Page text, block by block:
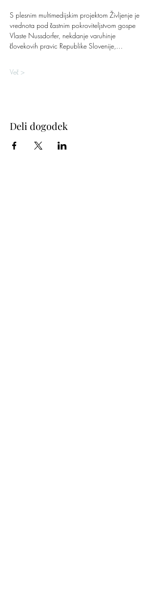
S plesnim multimedijskim projektom Življenje je
vrednota pod častnim pokroviteljstvom gospe
Vlaste Nussdorfer, nekdanje varuhinje
človekovih pravic Republike Slovenije,…
Več >
Deli dogodek